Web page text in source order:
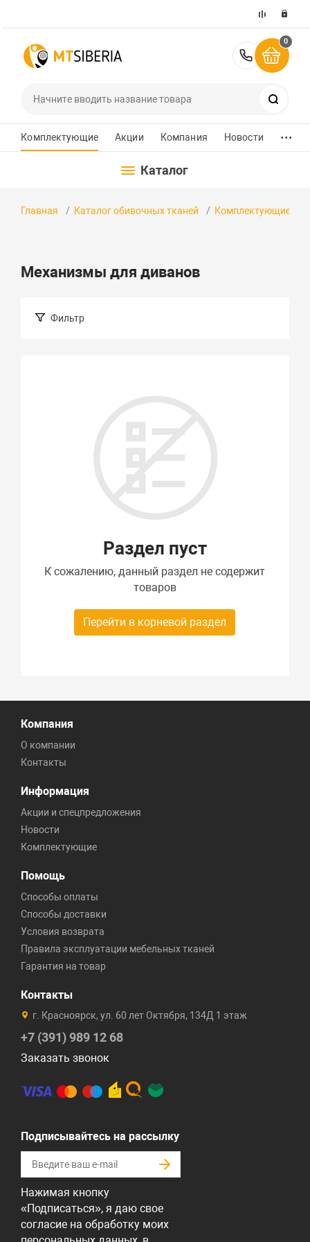
+7
0
Комплектующие Акции Компания Новости ...
Каталог
Главная Каталог обивочных тканей Комплектующие
Механизмы для диванов
Фильтр
Раздел пуст
К сожалению, данный раздел не содержит
товаров
Перейти в корневой раздел
Компания
О компании
Контакты
Информация
Акции и спецпредложения
Новости
Комплектующие
Помощь
Способы оплаты
Способы доставки
Условия возврата
Правила эксплуатации мебельных тканей
Гарантия на товар
Контакты
г. Красноярск, ул. 60 лет Октября, 134Д 1 этаж
+7 (391) 989 12 68
Заказать звонок
Подписывайтесь на рассылку
Нажимая кнопку
«Подписаться», я даю свое
согласие на обработку моих